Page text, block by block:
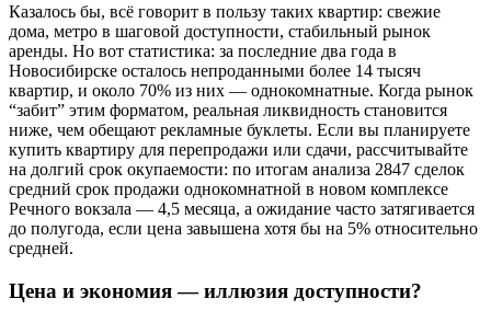
Казалось бы, всё говорит в пользу таких квартир: свежие
дома, метро в шаговой доступности, стабильный рынок
аренды. Но вот статистика: за последние два года в
Новосибирске осталось непроданными более 14 тысяч
квартир, и около 70% из них — однокомнатные. Когда рынок
“забит” этим форматом, реальная ликвидность становится
ниже, чем обещают рекламные буклеты. Если вы планируете
купить квартиру для перепродажи или сдачи, рассчитывайте
на долгий срок окупаемости: по итогам анализа 2847 сделок
средний срок продажи однокомнатной в новом комплексе
Речного вокзала — 4,5 месяца, а ожидание часто затягивается
до полугода, если цена завышена хотя бы на 5% относительно
средней.
Цена и экономия — иллюзия доступности?